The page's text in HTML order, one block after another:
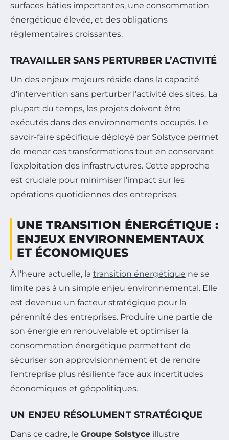
surfaces bâties importantes, une consommation
énergétique élevée, et des obligations
réglementaires croissantes.
TRAVAILLER SANS PERTURBER L’ACTIVITÉ
Un des enjeux majeurs réside dans la capacité
d’intervention sans perturber l’activité des sites. La
plupart du temps, les projets doivent être
exécutés dans des environnements occupés. Le
savoir-faire spécifique déployé par Solstyce permet
de mener ces transformations tout en conservant
l’exploitation des infrastructures. Cette approche
est cruciale pour minimiser l’impact sur les
opérations quotidiennes des entreprises.
UNE TRANSITION ÉNERGÉTIQUE :
ENJEUX ENVIRONNEMENTAUX
ET ÉCONOMIQUES
À l’heure actuelle, la transition énergétique ne se
limite pas à un simple enjeu environnemental. Elle
est devenue un facteur stratégique pour la
pérennité des entreprises. Produire une partie de
son énergie en renouvelable et optimiser la
consommation énergétique permettent de
sécuriser son approvisionnement et de rendre
l’entreprise plus résiliente face aux incertitudes
économiques et géopolitiques.
UN ENJEU RÉSOLUMENT STRATÉGIQUE
Dans ce cadre, le Groupe Solstyce illustre